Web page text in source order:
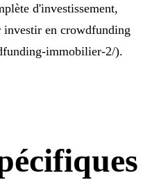
d'investissement,
en crowdfunding
immobilier-2/).